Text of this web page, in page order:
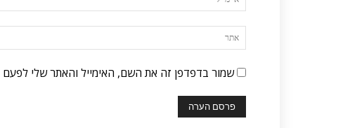
שמור בדפדפן זה את השם, האימייל והאתר שלי